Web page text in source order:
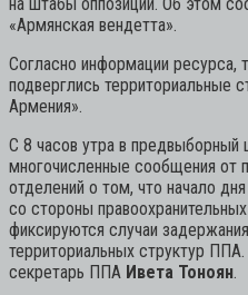
«Армянская вендетта».
Согласно информации ресурса,
подверглись территориальные
Армения».
С 8 часов утра в предвыборный
многочисленные сообщения от
отделений о том, что начало
со стороны
фиксируются случаи
территориальных структур
секретарь ППА Ивета Тоноян.